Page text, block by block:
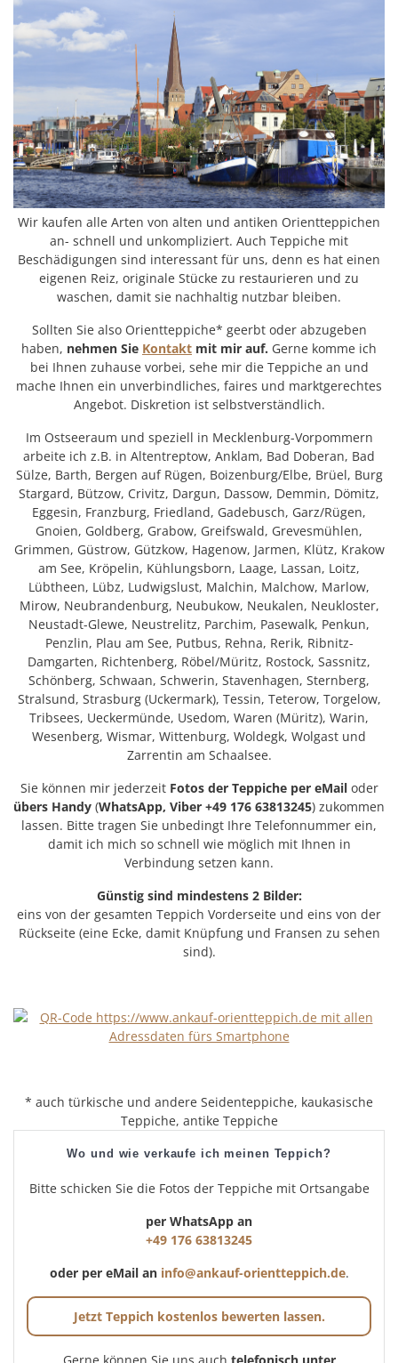
Wir kaufen alle Arten von alten und antiken Orientteppichen
an- schnell und unkompliziert. Auch Teppiche mit
Beschädigungen sind interessant für uns, denn es hat einen
eigenen Reiz, originale Stücke zu restaurieren und zu
waschen, damit sie nachhaltig nutzbar bleiben.
Sollten Sie also Orientteppiche* geerbt oder abzugeben
haben, nehmen Sie Kontakt mit mir auf. Gerne komme ich
bei Ihnen zuhause vorbei, sehe mir die Teppiche an und
mache Ihnen ein unverbindliches, faires und marktgerechtes
Angebot. Diskretion ist selbstverständlich.
Im Ostseeraum und speziell in Mecklenburg-Vorpommern
arbeite ich z.B. in Altentreptow, Anklam, Bad Doberan, Bad
Sülze, Barth, Bergen auf Rügen, Boizenburg/Elbe, Brüel, Burg
Stargard, Bützow, Crivitz, Dargun, Dassow, Demmin, Dömitz,
Eggesin, Franzburg, Friedland, Gadebusch, Garz/Rügen,
Gnoien, Goldberg, Grabow, Greifswald, Grevesmühlen,
Grimmen, Güstrow, Gützkow, Hagenow, Jarmen, Klütz, Krakow
am See, Kröpelin, Kühlungsborn, Laage, Lassan, Loitz,
Lübtheen, Lübz, Ludwigslust, Malchin, Malchow, Marlow,
Mirow, Neubrandenburg, Neubukow, Neukalen, Neukloster,
Neustadt-Glewe, Neustrelitz, Parchim, Pasewalk, Penkun,
Penzlin, Plau am See, Putbus, Rehna, Rerik, Ribnitz-
Damgarten, Richtenberg, Röbel/Müritz, Rostock, Sassnitz,
Schönberg, Schwaan, Schwerin, Stavenhagen, Sternberg,
Stralsund, Strasburg (Uckermark), Tessin, Teterow, Torgelow,
Tribsees, Ueckermünde, Usedom, Waren (Müritz), Warin,
Wesenberg, Wismar, Wittenburg, Woldegk, Wolgast und
Zarrentin am Schaalsee.
Sie können mir jederzeit Fotos der Teppiche per eMail oder
übers Handy (WhatsApp, Viber +49 176 63813245) zukommen
lassen. Bitte tragen Sie unbedingt Ihre Telefonnummer ein,
damit ich mich so schnell wie möglich mit Ihnen in
Verbindung setzen kann.
Günstig sind mindestens 2 Bilder:
eins von der gesamten Teppich Vorderseite und eins von der
Rückseite (eine Ecke, damit Knüpfung und Fransen zu sehen
sind).
* auch türkische und andere Seidenteppiche, kaukasische
Teppiche, antike Teppiche
Wo und wie verkaufe ich meinen Teppich?
Bitte schicken Sie die Fotos der Teppiche mit Ortsangabe
per WhatsApp an
+49 176 63813245
oder per eMail an info@ankauf-orientteppich.de.
Jetzt Teppich kostenlos bewerten lassen.